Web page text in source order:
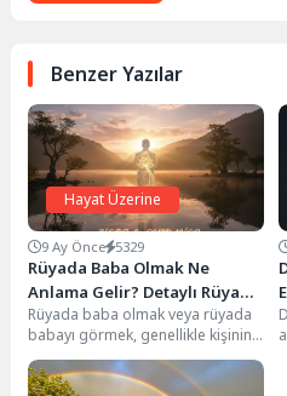
Benzer Yazılar
Hayat Üzerine
9 Ay Önce 5329
Rüyada Baba Olmak Ne
Anlama Gelir? Detaylı Rüya
Tabiri
Rüyada baba olmak veya rüyada
babayı görmek, genellikle kişinin
hayatındaki güç, rehberlik,
sorumluluk ve koruma...